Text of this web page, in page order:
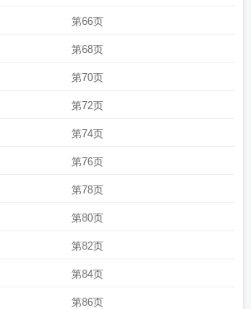
第66页
第68页
第70页
第72页
第74页
第76页
第78页
第80页
第82页
第84页
第86页